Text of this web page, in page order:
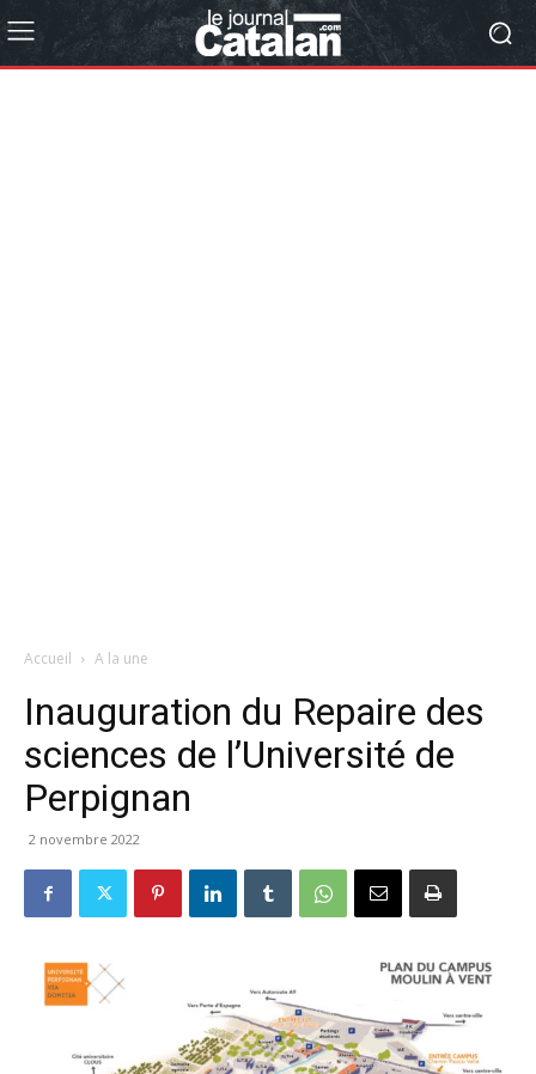
Accueil A la une
Inauguration du Repaire des
sciences de l’Université de
Perpignan
2 novembre 2022